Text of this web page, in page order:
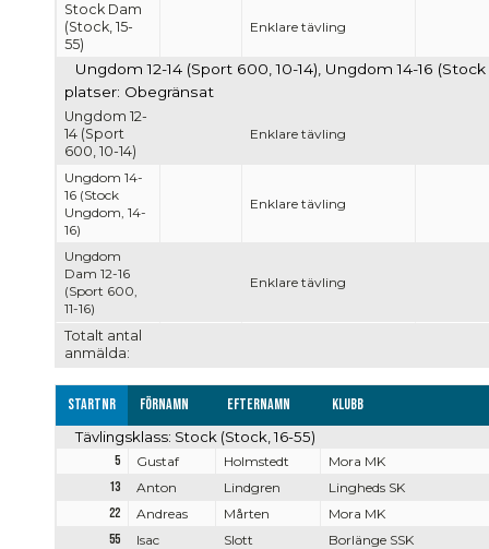
Totalt antal
anmälda:
Stock Dam
(Stock, 15-
55)
Enklare tävling
Ungdom 12-14 (Sport 600, 10-14), Ungdom 14-16
platser: Obegränsat
Ungdom 12-
14 (Sport
600, 10-14)
Enklare tävling
Ungdom 14-
16 (Stock
Ungdom, 14-
16)
Enklare tävling
Ungdom
Dam 12-16
(Sport 600,
11-16)
Enklare tävling
Startnr Förnamn Efternamn Klubb
Tävlingsklass: Stock (Stock, 16-55)
5 Gustaf Holmstedt
Mora MK
13
Anton Lindgren
Lingheds SK
22
Andreas Mårten
Mora MK
55
Isac Slott
Borlänge SSK